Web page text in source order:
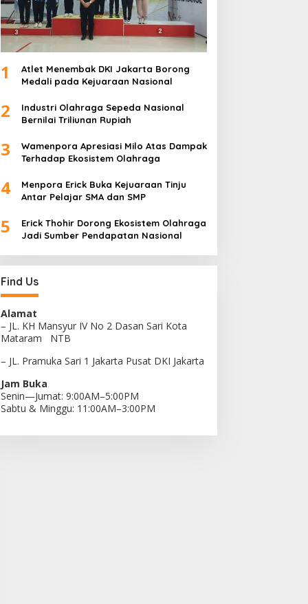
1
Atlet Menembak DKI Jakarta Borong
Medali pada Kejuaraan Nasional
2
Industri Olahraga Sepeda Nasional
Bernilai Triliunan Rupiah
3
Wamenpora Apresiasi Milo Atas Dampak
Terhadap Ekosistem Olahraga
4
Menpora Erick Buka Kejuaraan Tinju
Antar Pelajar SMA dan SMP
5
Erick Thohir Dorong Ekosistem Olahraga
Jadi Sumber Pendapatan Nasional
Find Us
Alamat
– JL. KH Mansyur IV No 2 Dasan Sari Kota
Mataram NTB
– JL. Pramuka Sari 1 Jakarta Pusat DKI Jakarta
Jam Buka
Senin—Jumat: 9:00AM–5:00PM
Sabtu & Minggu: 11:00AM–3:00PM